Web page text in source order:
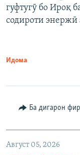
гуфтугӯ бо Ироқ
содироти энержӣ
Идома
Ба дигарон
Август 05, 2026